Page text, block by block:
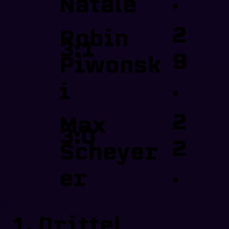
3:1
Robin
Piwonsk
i
2
9
.
3:0
Max
Scheyer
er
2
2
.